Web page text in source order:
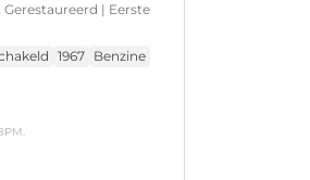
| Eerste
1967 Benzine